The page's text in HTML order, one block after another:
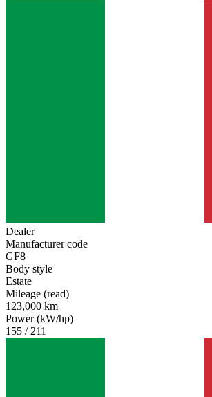
Dealer
Manufacturer code
GF8
Body style
Estate
Mileage (read)
123,000 km
Power (kW/hp)
155 / 211